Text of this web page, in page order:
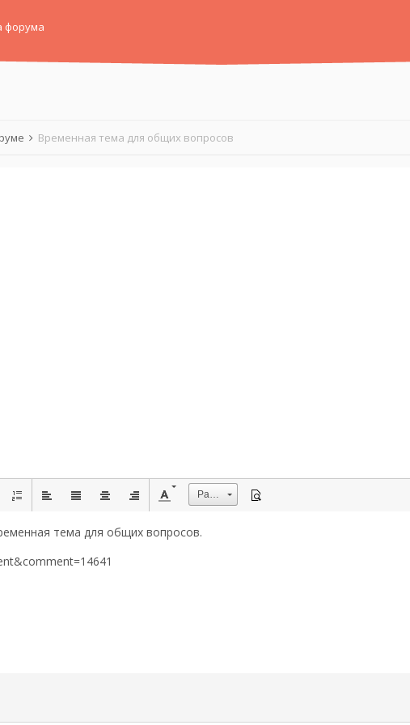
форума
Временная тема для общих вопросов
Размер
тема для общих вопросов.